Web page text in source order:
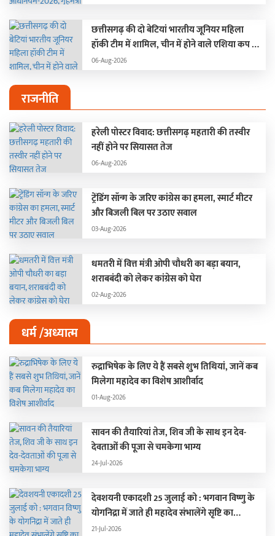
छत्तीसगढ़ की दो बेटियां भारतीय जूनियर महिला
हॉकी टीम में शामिल, चीन में होने वाले एशिया कप में
दिखाएंगी प्रतिभा, डिप्टी CM साव ने मधु और गीता को
06-Aug-2026
राजनीति
हरेली पोस्टर विवाद: छत्तीसगढ़ महतारी की तस्वीर
नहीं होने पर सियासत तेज
06-Aug-2026
ट्रेंडिंग सॉन्ग के जरिए कांग्रेस का हमला, स्मार्ट मीटर
और बिजली बिल पर उठाए सवाल
03-Aug-2026
धमतरी में वित्त मंत्री ओपी चौधरी का बड़ा बयान,
शराबबंदी को लेकर कांग्रेस को घेरा
02-Aug-2026
धर्म /अध्यात्म
रुद्राभिषेक के लिए ये हैं सबसे शुभ तिथियां, जानें कब
मिलेगा महादेव का विशेष आशीर्वाद
01-Aug-2026
सावन की तैयारियां तेज, शिव जी के साथ इन देव-
देवताओं की पूजा से चमकेगा भाग्य
24-Jul-2026
देवशयनी एकादशी 25 जुलाई को : भगवान विष्णु के
योगनिद्रा में जाते ही महादेव संभालेंगे सृष्टि का
संचालन, चार महीने बंद रहेंगे मांगलिक कार्य
21-Jul-2026